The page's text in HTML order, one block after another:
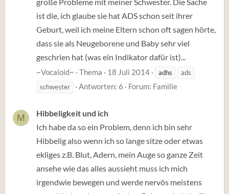
ist die, ich glaube sie hat ADS schon seit ihrer
Geburt, weil ich meine Eltern schon oft sagen hörte,
dass sie als Neugeborene und Baby sehr viel
geschrien hat (was ein Indikator dafür ist)...
~Vocaloid~ Thema 18 Juli 2014 adhs
ads
schwester
Antworten: 6 Forum: Familie
M
Hibbeligkeit und ich
Ich habe da so ein Problem, denn ich bin sehr
Hibbelig also wenn ich so lange sitze oder etwas
ekliges z.B. Blut, Adern, mein Auge so ganze Zeit
ansehe wie das alles aussieht muss ich mich
irgendwie bewegen und werde nervös meistens